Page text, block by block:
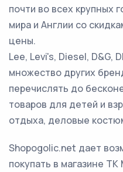
почти во всех крупных
мира и Англии со
цены.
Lee, Levi's, Diesel, D&G,
множество других
перечислять до
товаров для детей и
отдыха, деловые
Shopogolic.net дает
покупать в магазине